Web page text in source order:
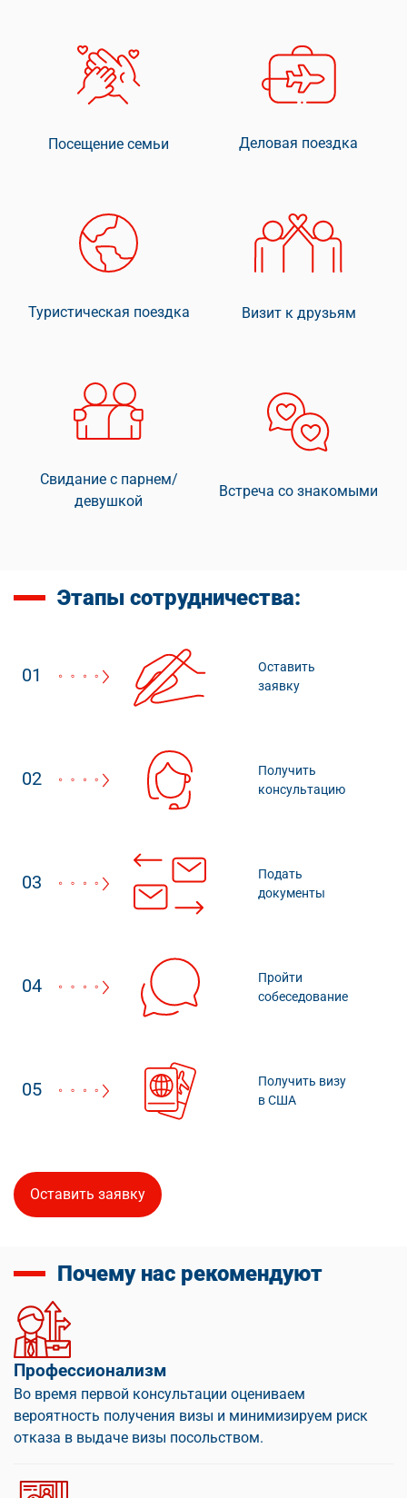
Посещение семьи Деловая поездка
Туристическая поездка Визит к друзьям
Свидание с парнем/
девушкой
Встреча со знакомыми
Этапы сотрудничества:
01
Оставить
заявку
02
Получить
консультацию
03
Подать
документы
04
Пройти
собеседование
05
Получить визу
в США
Оставить заявку
Почему нас рекомендуют
Профессионализм
Во время первой консультации оцениваем
вероятность получения визы и минимизируем риск
отказа в выдаче визы посольством.